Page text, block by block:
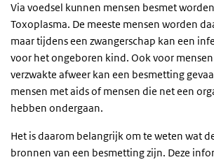
Via voedsel kunnen mensen besmet
Toxoplasma. De meeste mensen worden
maar tijdens een zwangerschap kan een
voor het ongeboren kind. Ook voor
verzwakte afweer kan een besmetting
mensen met aids of mensen die net een
hebben ondergaan.
Het is daarom belangrijk om te weten wat
bronnen van een besmetting zijn. Deze